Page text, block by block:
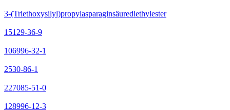
3-(Triethoxysilyl)propylasparaginsäurediethylester
15129-36-9
106996-32-1
2530-86-1
227085-51-0
128996-12-3